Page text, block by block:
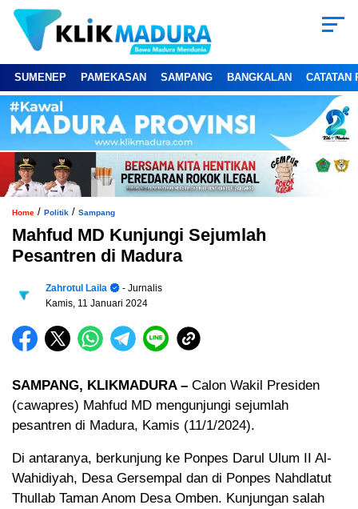
SUMENEP PAMEKASAN SAMPANG BANGKALAN CATATAN
Home / Politik / Sampang
Mahfud MD Kunjungi Sejumlah
Pesantren di Madura
Zahrotul Laila
- Jurnalis
Kamis, 11 Januari 2024
SAMPANG, KLIKMADURA – Calon Wakil Presiden
(cawapres) Mahfud MD mengunjungi sejumlah
pesantren di Madura, Kamis (11/1/2024).
Di antaranya, berkunjung ke Ponpes Darul Ulum II Al-
Wahidiyah, Desa Gersempal dan di Ponpes Nahdlatut
Thullab Taman Anom Desa Omben. Kunjungan salah